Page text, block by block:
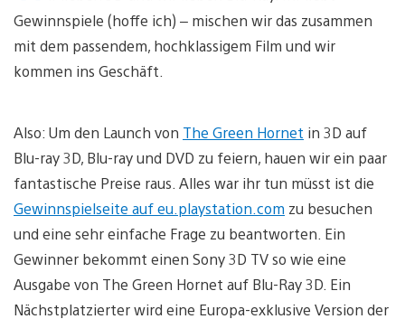
Gewinnspiele (hoffe ich) – mischen wir das zusammen
mit dem passendem, hochklassigem Film und wir
kommen ins Geschäft.
Also: Um den Launch von The Green Hornet in 3D auf
Blu-ray 3D, Blu-ray und DVD zu feiern, hauen wir ein paar
fantastische Preise raus. Alles war ihr tun müsst ist die
Gewinnspielseite auf eu.playstation.com zu besuchen
und eine sehr einfache Frage zu beantworten. Ein
Gewinner bekommt einen Sony 3D TV so wie eine
Ausgabe von The Green Hornet auf Blu-Ray 3D. Ein
Nächstplatzierter wird eine Europa-exklusive Version der